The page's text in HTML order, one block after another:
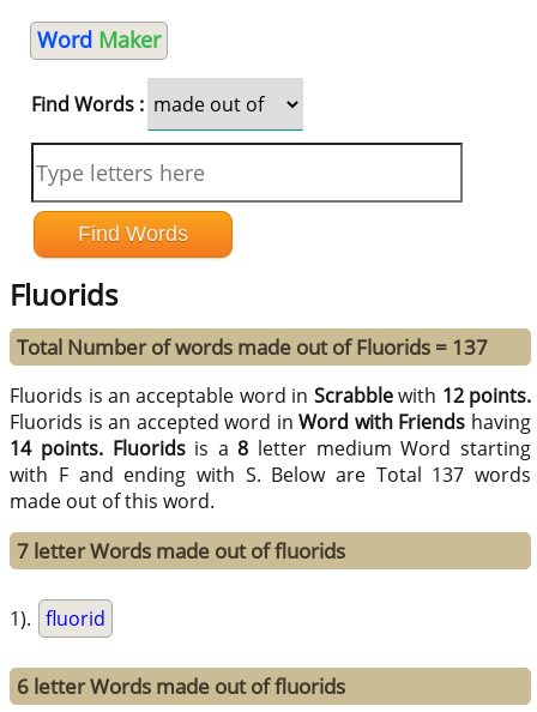
Word Maker
Find Words :
Fluorids
Total Number of words made out of Fluorids = 137
Fluorids is an acceptable word in Scrabblewith 12 points.
Fluorids is an accepted word inWord with Friends having
14 points. Fluoridsis a8 letter medium Word starting
with F and ending with S. Below are Total 137 words
made out of this word.
7 letter Words made out of fluorids
1). fluorid
6 letter Words made out of fluorids